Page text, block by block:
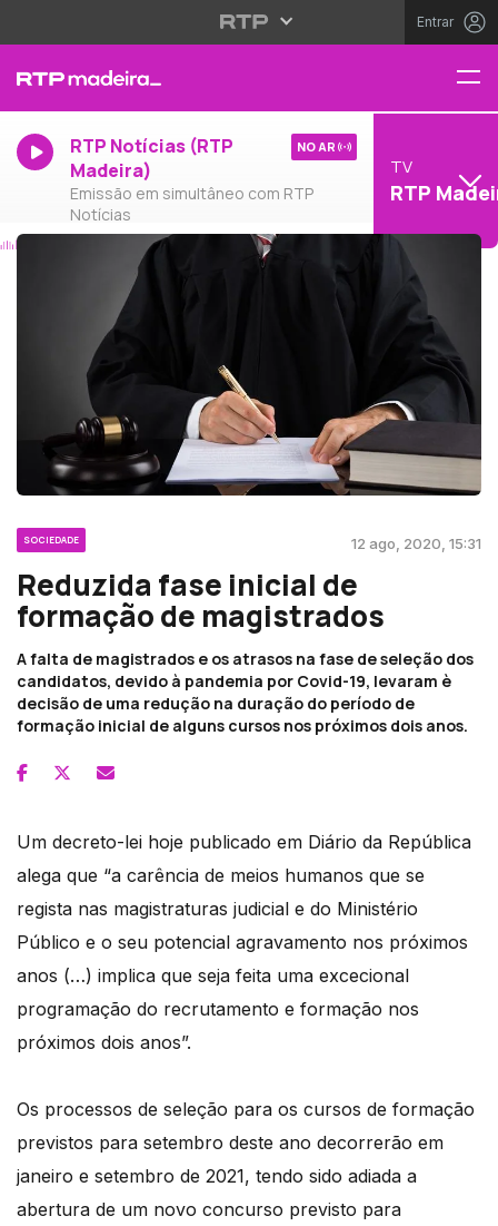
Entrar
RTP Notícias (RTP
Madeira)
Emissão em simultâneo com RTP
Notícias
NO AR
TV
RTP
SOCIEDADE 12 ago, 2020, 15:31
Reduzida fase inicial de
formação de magistrados
A falta de magistrados e os atrasos na fase de seleção dos
candidatos, devido à pandemia por Covid-19, levaram è
decisão de uma redução na duração do período de
formação inicial de alguns cursos nos próximos dois anos.
Um decreto-lei hoje publicado em Diário da República
alega que “a carência de meios humanos que se
regista nas magistraturas judicial e do Ministério
Público e o seu potencial agravamento nos próximos
anos (…) implica que seja feita uma excecional
programação do recrutamento e formação nos
próximos dois anos”.
Os processos de seleção para os cursos de formação
previstos para setembro deste ano decorrerão em
janeiro e setembro de 2021, tendo sido adiada a
abertura de um novo concurso previsto para